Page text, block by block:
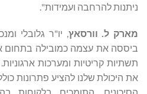
ניתנות להרחבה ועמידות".
מארק ל. וורסאץ
ביססה את עצמה כמובילה
תשתיות קריטיות ומערכות
את היכולת שלנו להציע פתרונות